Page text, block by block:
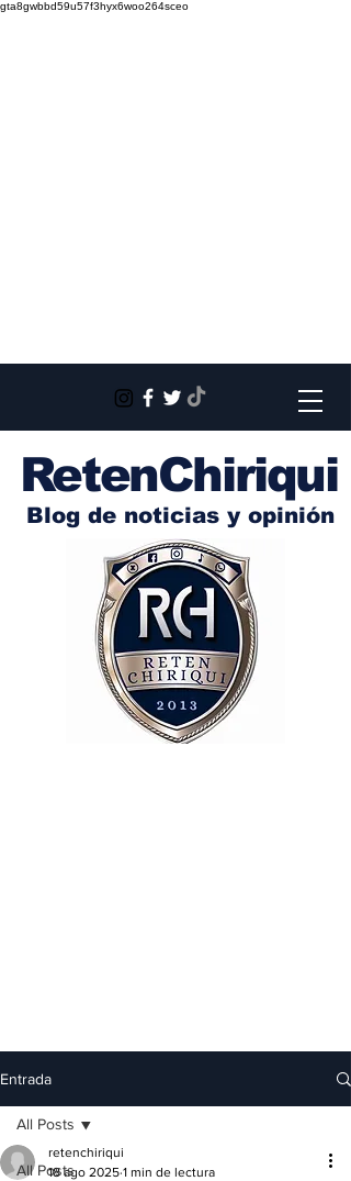
gta8gwbbd59u57f3hyx6woo264sceo
RetenChiriqui
Blog de noticias y opinión
Entrada
All Posts
All Posts
retenchiriqui
18 ago 2025 1 min de lectura